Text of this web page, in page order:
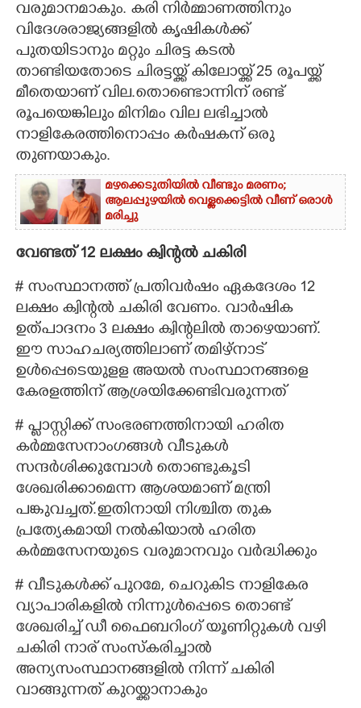
ZOOM
CONTACT US
വരുമാനമാകും. കരി നിർമ്മാണത്തിനും
വിദേശരാജ്യങ്ങളിൽ കൃഷികൾക്ക്
പുതയിടാനും മറ്റും ചിരട്ട കടൽ
താണ്ടിയതോടെ ചിരട്ടയ്ക്ക് കിലോയ്ക്ക് 25 രൂപയ്ക്ക്
മീതെയാണ് വില.തൊണ്ടൊന്നിന് രണ്ട്
രൂപയെങ്കിലും മിനിമം വില ലഭിച്ചാൽ
നാളികേരത്തിനൊപ്പം കർഷകന് ഒരു
തുണയാകും.
മഴക്കെടുതിയിൽ വീണ്ടും മരണം;
ആലപ്പുഴയിൽ വെള്ളക്കെട്ടിൽ വീണ് ഒരാൾ
മരിച്ചു
വേണ്ടത് 12 ലക്ഷം ക്വിന്റൽ ചകിരി
# സംസ്ഥാനത്ത് പ്രതിവർഷം ഏകദേശം 12
ലക്ഷം ക്വിന്റൽ ചകിരി വേണം. വാർഷിക
ഉത്പാദനം 3 ലക്ഷം ക്വിന്റലിൽ താഴെയാണ്.
ഈ സാഹചര്യത്തിലാണ് തമിഴ്നാട്
ഉൾപ്പെടെയുളള അയൽ സംസ്ഥാനങ്ങളെ
കേരളത്തിന് ആശ്രയിക്കേണ്ടിവരുന്നത്
# പ്ളാസ്റ്റിക്ക് സംഭരണത്തിനായി ഹരിത
കർമ്മസേനാംഗങ്ങൾ വീടുകൾ
സന്ദർശിക്കുമ്പോൾ തൊണ്ടുകൂടി
ശേഖരിക്കാമെന്ന ആശയമാണ് മന്ത്രി
പങ്കുവച്ചത്.ഇതിനായി നിശ്ചിത തുക
പ്രത്യേകമായി നൽകിയാൽ ഹരിത
കർമ്മസേനയുടെ വരുമാനവും വർദ്ധിക്കും
# വീടുകൾക്ക് പുറമേ,​ ചെറുകിട നാളികേര
വ്യാപാരികളിൽ നിന്നുൾപ്പെടെ തൊണ്ട്
ശേഖരിച്ച് ഡീ ഫൈബറിംഗ് യൂണിറ്റുകൾ വഴി
ചകിരി നാര് സംസ്കരിച്ചാൽ
അന്യസംസ്ഥാനങ്ങളിൽ നിന്ന് ചകിരി
വാങ്ങുന്നത് കുറയ്ക്കാനാകും